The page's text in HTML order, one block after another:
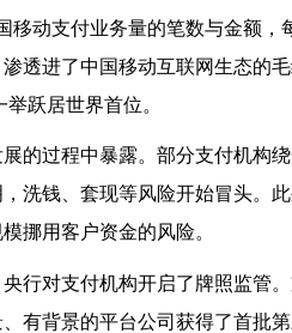
移动支付业务量的笔数与金额，
透进了中国移动互联网生态的
跃居世界首位。
的过程中暴露。部分支付机构
洗钱、套现等风险开始冒头。
挪用客户资金的风险。
行对支付机构开启了牌照监管
有背景的平台公司获得了首批第